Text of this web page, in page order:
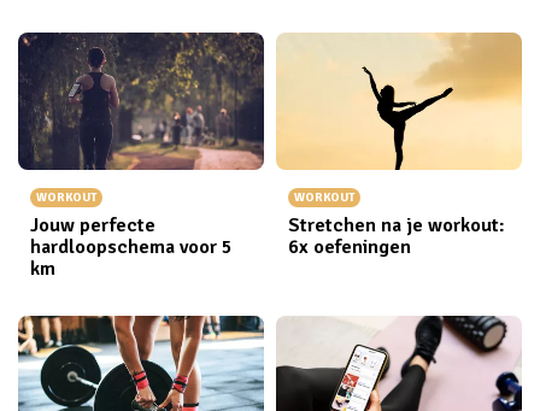
WORKOUT
Jouw perfecte
hardloopschema voor 5
km
WORKOUT
Stretchen na je workout:
6x oefeningen